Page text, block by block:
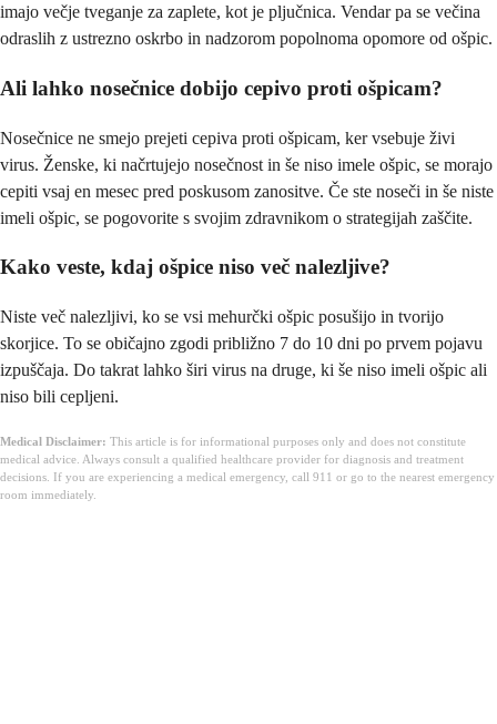
imajo večje tveganje za zaplete, kot je pljučnica. Vendar pa se večina
odraslih z ustrezno oskrbo in nadzorom popolnoma opomore od ošpic.
Ali lahko nosečnice dobijo cepivo proti ošpicam?
Nosečnice ne smejo prejeti cepiva proti ošpicam, ker vsebuje živi
virus. Ženske, ki načrtujejo nosečnost in še niso imele ošpic, se morajo
cepiti vsaj en mesec pred poskusom zanositve. Če ste noseči in še niste
imeli ošpic, se pogovorite s svojim zdravnikom o strategijah zaščite.
Kako veste, kdaj ošpice niso več nalezljive?
Niste več nalezljivi, ko se vsi mehurčki ošpic posušijo in tvorijo
skorjice. To se običajno zgodi približno 7 do 10 dni po prvem pojavu
izpuščaja. Do takrat lahko širi virus na druge, ki še niso imeli ošpic ali
niso bili cepljeni.
Medical Disclaimer: This article is for informational purposes only and does not constitute
medical advice. Always consult a qualified healthcare provider for diagnosis and treatment
decisions. If you are experiencing a medical emergency, call 911 or go to the nearest emergency
room immediately.